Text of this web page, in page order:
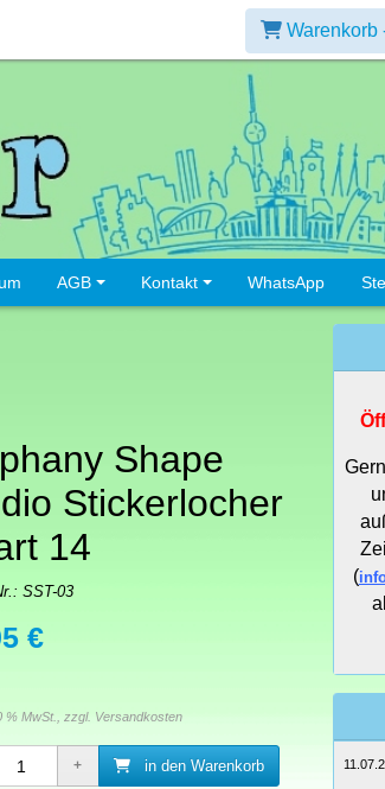
Warenkorb
AGB Kontakt WhatsApp
Shape
Stickerlocher
14
SST-03
€
% MwSt., zzgl. Versandkosten
in den Warenkorb
(